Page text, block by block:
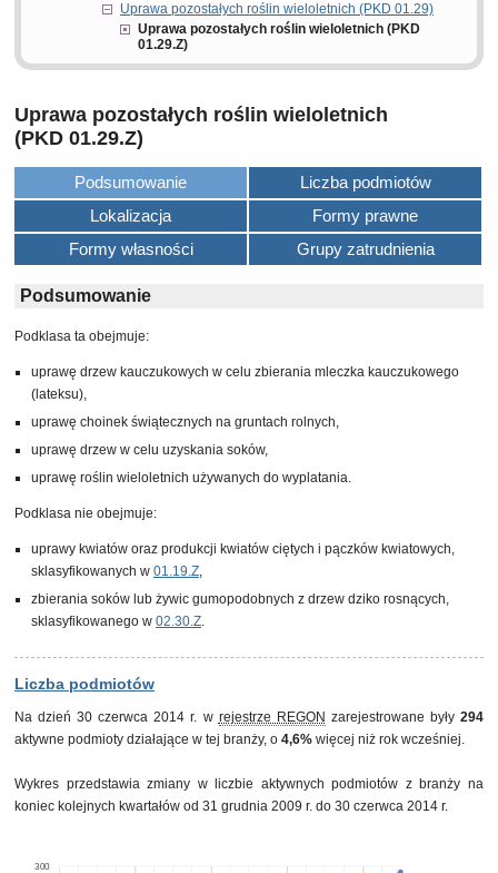
Uprawa pozostałych roślin wieloletnich (PKD 01.29)
Uprawa pozostałych roślin wieloletnich (PKD
01.29.Z)
Uprawa pozostałych roślin wieloletnich
(PKD 01.29.Z)
Podsumowanie
Liczba podmiotów
Lokalizacja
Formy prawne
Formy własności
Grupy zatrudnienia
Podsumowanie
Podklasa ta obejmuje:
uprawę drzew kauczukowych w celu zbierania mleczka kauczukowego
(lateksu),
uprawę choinek świątecznych na gruntach rolnych,
uprawę drzew w celu uzyskania soków,
uprawę roślin wieloletnich używanych do wyplatania.
Podklasa nie obejmuje:
uprawy kwiatów oraz produkcji kwiatów ciętych i pączków kwiatowych,
sklasyfikowanych w 01.19.Z,
zbierania soków lub żywic gumopodobnych z drzew dziko rosnących,
sklasyfikowanego w 02.30.Z.
Liczba podmiotów
Na dzień 30 czerwca 2014 r. w rejestrze REGON zarejestrowane były294
aktywne podmioty działające w tej branży, o 4,6% więcej niż rok wcześniej.
Wykres przedstawia zmiany w liczbie aktywnych podmiotów z branży na
koniec kolejnych kwartałów od 31 grudnia 2009 r. do 30 czerwca 2014 r.
300